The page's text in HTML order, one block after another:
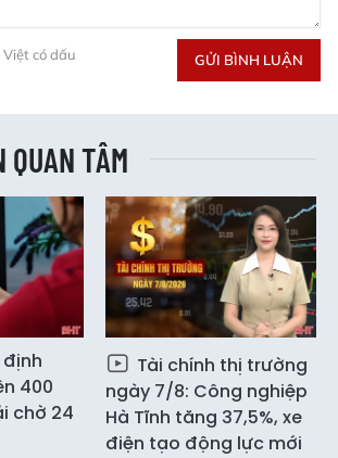
có dấu GỬI BÌNH LUẬN
QUAN TÂM
400
chờ 24
Tài chính thị trường
ngày 7/8: Công nghiệp
Hà Tĩnh tăng 37,5%, xe
điện tạo động lực mới